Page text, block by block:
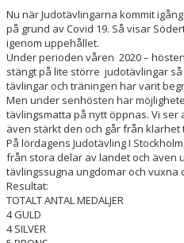
Nu när Judotävlingarna kommit
på grund av Covid 19. Så visar
igenom uppehållet.
Under perioden våren 2020 –
stängt på lite större judotävlingar
tävlingar och träningen har varit
Men under senhösten har
tävlingsmatta på nytt öppnas. Vi
även stärkt den och går från
På lördagens Judotävling I
från stora delar av landet och även
tävlingssugna ungdomar och
Resultat:
TOTALT ANTAL MEDALJER
4 GULD
4 SILVER